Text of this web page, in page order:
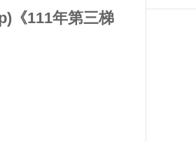
《111年第三梯